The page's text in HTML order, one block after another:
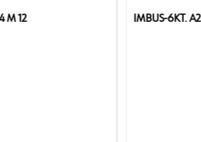
MATICA A2-70 934 M 12